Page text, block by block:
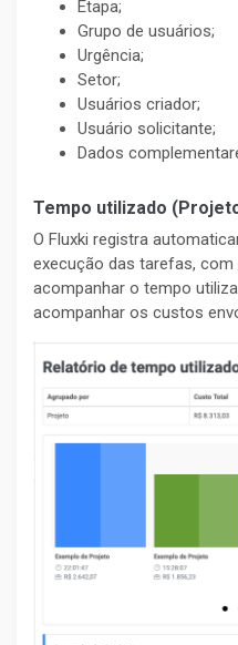
Etapa;
Grupo de usuários;
Urgência;
Setor;
Usuários criador;
Usuário solicitante;
Dados
Tempo utilizado
O Fluxki registra
execução das tarefas,
acompanhar o tempo
acompanhar os custos